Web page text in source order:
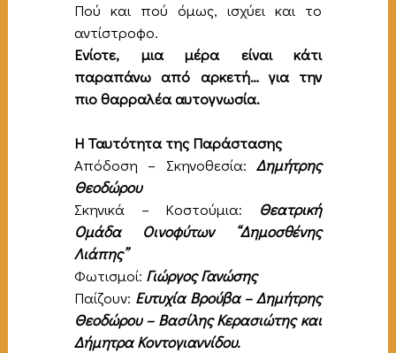
Πού και πού όμως, ισχύει και το
αντίστροφο.
Ενίοτε, μια μέρα είναι κάτι
παραπάνω από αρκετή… για την
πιο θαρραλέα αυτογνωσία.
Η Ταυτότητα της Παράστασης
Απόδοση – Σκηνοθεσία: Δημήτρης
Θεοδώρου
Σκηνικά – Κοστούμια: Θεατρική
Ομάδα Οινοφύτων “Δημοσθένης
Λιάπης”
Φωτισμοί: Γιώργος Γανώσης
Παίζουν: Ευτυχία Βρούβα – Δημήτρης
Θεοδώρου – Βασίλης Κερασιώτης και
Δήμητρα Κοντογιαννίδου.